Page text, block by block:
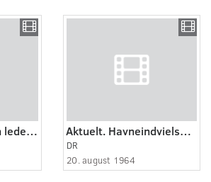
Aktuelt. Eksporten ledes over Esbjerg. Aktuelt. Havneindvielse i Esbjerg.
DR
20. august 1964